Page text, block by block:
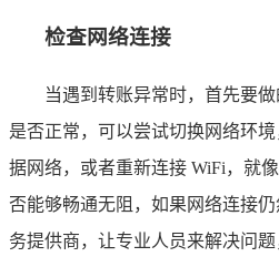
检查网络连接
当遇到转账异常时，首先要
是否正常，可以尝试切换网络环
据网络，或者重新连接 WiFi，就
否能够畅通无阻，如果网络连接
务提供商，让专业人员来解决问